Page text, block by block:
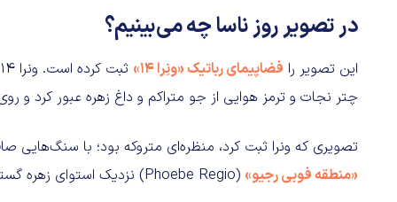
در تصویر روز ناسا چه می‌بینیم؟
این تصویر را فضاپیمای رباتیک «ونِرا ۱۴»
چتر نجات و ترمز هوایی از جو متراکم و داغ زهره عبور کرد و
تصویری که ونرا ثبت کرد، منظره‌ای متروکه بود؛ با سنگ‌هایی
«منطقه فوبی رجیو» (Phoebe Regio) نزدیک استوای زهره گسترده شده بود.